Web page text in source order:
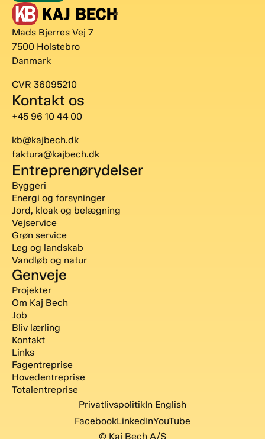
Mads Bjerres Vej 7
7500 Holstebro
Danmark
CVR 36095210
Kontakt os
+45 96 10 44 00
kb@kajbech.dk
faktura@kajbech.dk
Entreprenørydelser
Byggeri
Energi og forsyninger
Jord, kloak og belægning
Vejservice
Grøn service
Leg og landskab
Vandløb og natur
Genveje
Projekter
Om Kaj Bech
Job
Bliv lærling
Kontakt
Links
Fagentreprise
Hovedentreprise
Totalentreprise
© Kaj Bech A/S
PrivatlivspolitikIn English
FacebookLinkedInYouTube